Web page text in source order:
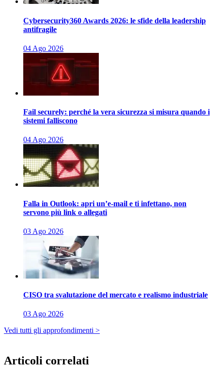
Cybersecurity360 Awards 2026: le sfide della leadership
antifragile
04 Ago 2026
Fail securely: perché la vera sicurezza si misura quando i
sistemi falliscono
04 Ago 2026
Falla in Outlook: apri un’e-mail e ti infettano, non
servono più link o allegati
03 Ago 2026
CISO tra svalutazione del mercato e realismo industriale
03 Ago 2026
Vedi tutti gli approfondimenti >
Articoli correlati